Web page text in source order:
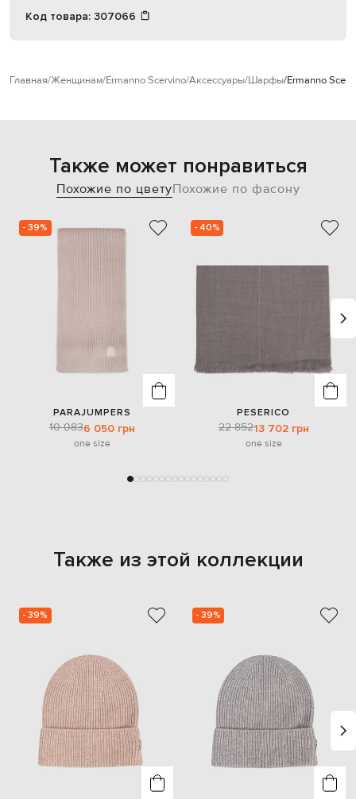
Код товара: 307066
Главная Женщинам Ermanno Scervino Аксессуары Шарфы Ermanno
Также может понравиться
Похожие по цветуПохожие по фасону
- 39%
PARAJUMPERS
10 0836 050 грн
one size
- 40%
PESERICO
22 85213 702 грн
one size
Также из этой коллекции
- 39% - 39%